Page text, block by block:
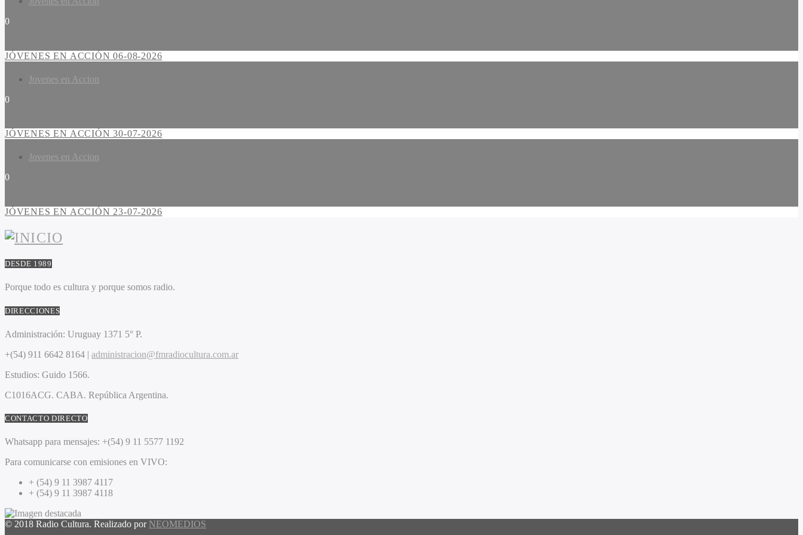
0
JÓVENES EN ACCIÓN 06-08-2026
Jovenes en Accion
0
JÓVENES EN ACCIÓN 30-07-2026
Jovenes en Accion
0
JÓVENES EN ACCIÓN 23-07-2026
DESDE 1989
Porque todo es cultura y porque somos radio.
DIRECCIONES
Administración: Uruguay 1371 5° P.
+(54) 911 6642 8164 | administracion@fmradiocultura.com.ar
Estudios: Guido 1566.
C1016ACG. CABA. República Argentina.
CONTACTO DIRECTO
Whatsapp para mensajes: +(54) 9 11 5577 1192
Para comunicarse con emisiones en VIVO:
+ (54) 9 11 3987 4117
+ (54) 9 11 3987 4118
© 2018 Radio Cultura. Realizado por NEOMEDIOS